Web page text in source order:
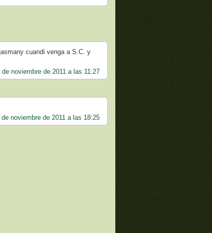
cuandi venga a S.C. y
de noviembre de 2011 a las 11:27
de noviembre de 2011 a las 18:25